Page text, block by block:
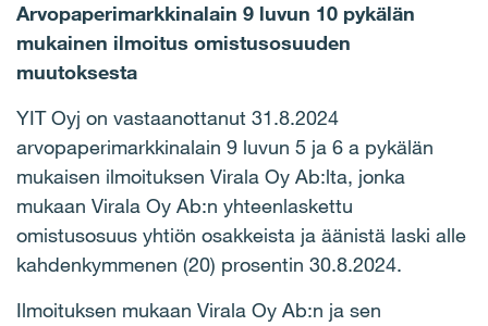
Arvopaperimarkkinalain 9 luvun 10 pykälän
mukainen ilmoitus omistusosuuden
muutoksesta
YIT Oyj on vastaanottanut 31.8.2024
arvopaperimarkkinalain 9 luvun 5 ja 6 a pykälän
mukaisen ilmoituksen Virala Oy Ab:lta, jonka
mukaan Virala Oy Ab:n yhteenlaskettu
omistusosuus yhtiön osakkeista ja äänistä laski alle
kahdenkymmenen (20) prosentin 30.8.2024.
Ilmoituksen mukaan Virala Oy Ab:n ja sen